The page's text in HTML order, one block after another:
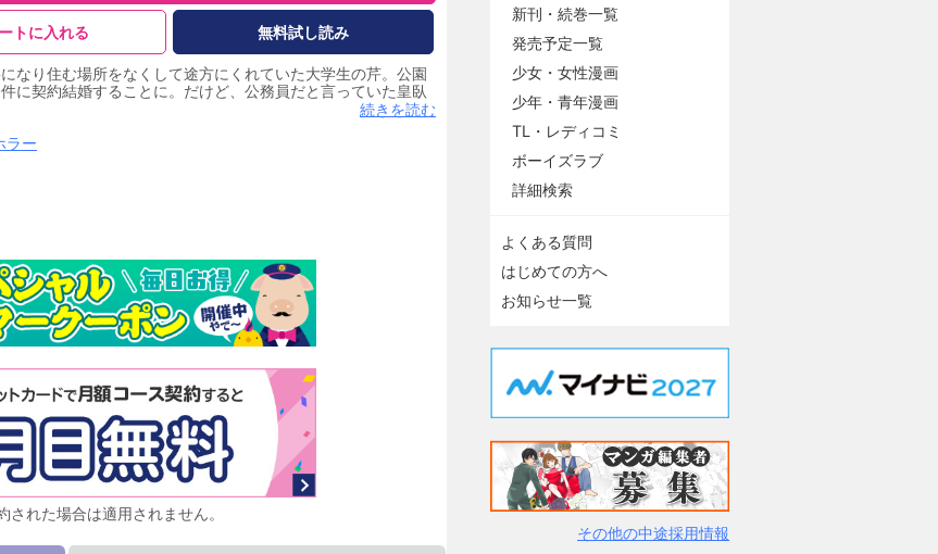
トに入れる 無料試し読み
なり住む場所をなくして途方にくれていた大学生の芹。公園
に契約結婚することに。だけど、公務員だと言っていた皇臥
ぼんくら陰陽師の鬼嫁」を１話ごとに分冊したものです。購
続きを読む
ラー
された場合は適用されません。
新刊・続巻一覧
発売予定一覧
少女・女性漫画
少年・青年漫画
TL・レディコミ
ボーイズラブ
詳細検索
よくある質問
はじめての方へ
お知らせ一覧
その他の中途採用情報